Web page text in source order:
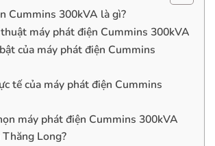
Cummins 300kVA là gì?
máy phát điện Cummins 300kVA
của máy phát điện Cummins
tế của máy phát điện Cummins
máy phát điện Cummins 300kVA
Long?